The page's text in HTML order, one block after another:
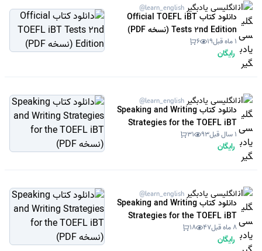
انگلیسی یادبگیر @learn_english
دانلود کتاب Official TOEFL iBT
Tests 2nd Edition (نسخه PDF)
1 ماه قبل 19
6
رایگان
انگلیسی یادبگیر @learn_english
دانلود کتاب Speaking and Writing
Strategies for the TOEFL iBT
(نسخه PDF)1 سال قبل 93
31
رایگان
انگلیسی یادبگیر @learn_english
دانلود کتاب Speaking and Writing
Strategies for the TOEFL iBT
(نسخه PDF)
8 ماه قبل 47
18
رایگان